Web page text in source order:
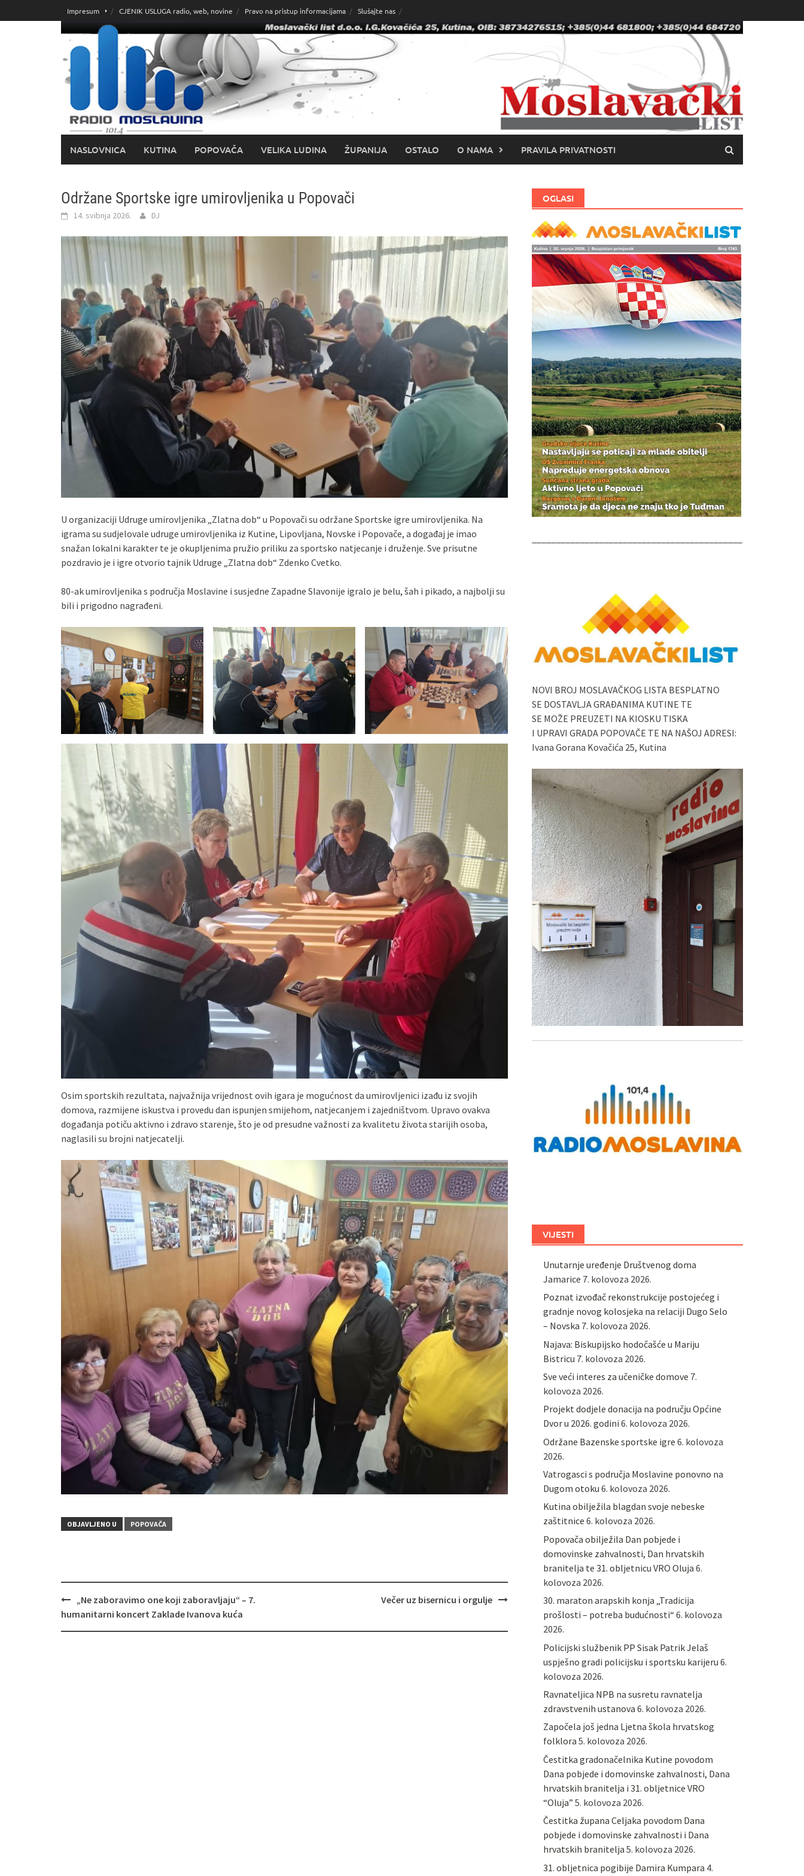
do
Impresum CJENIK USLUGA radio, web, novine Pravo na pristup informacijama Slušajte nas
NASLOVNICA KUTINA POPOVAČA VELIKA LUDINA ŽUPANIJA OSTALO O NAMA PRAVILA PRIVATNOSTI
Održane Sportske igre umirovljenika u Popovači
14. svibnja 2026. DJ
U organizaciji Udruge umirovljenika „Zlatna dob“ u Popovači su održane Sportske igre umirovljenika. Na
igrama su sudjelovale udruge umirovljenika iz Kutine, Lipovljana, Novske i Popovače, a događaj je imao
snažan lokalni karakter te je okupljenima pružio priliku za sportsko natjecanje i druženje. Sve prisutne
pozdravio je i igre otvorio tajnik Udruge „Zlatna dob“ Zdenko Cvetko.
80-ak umirovljenika s područja Moslavine i susjedne Zapadne Slavonije igralo je belu, šah i pikado, a najbolji su
bili i prigodno nagrađeni.
Osim sportskih rezultata, najvažnija vrijednost ovih igara je mogućnost da umirovljenici izađu iz svojih
domova, razmijene iskustva i provedu dan ispunjen smijehom, natjecanjem i zajedništvom. Upravo ovakva
događanja potiču aktivno i zdravo starenje, što je od presudne važnosti za kvalitetu života starijih osoba,
naglasili su brojni natjecatelji.
OBJAVLJENO U POPOVAČA
Navigacija
„Ne zaboravimo one koji zaboravljaju“ – 7.
humanitarni koncert Zaklade Ivanova kuća
Večer uz bisernicu i orgulje
OGLASI
NOVI BROJ MOSLAVAČKOG LISTA BESPLATNO
SE DOSTAVLJA GRAĐANIMA KUTINE TE
SE MOŽE PREUZETI NA KIOSKU TISKA
I UPRAVI GRADA POPOVAČE TE NA NAŠOJ ADRESI:
Ivana Gorana Kovačića 25, Kutina
VIJESTI
Unutarnje uređenje Društvenog doma
Jamarice 7. kolovoza 2026.
Poznat izvođač rekonstrukcije postojećeg i
gradnje novog kolosjeka na relaciji Dugo Selo
– Novska 7. kolovoza 2026.
Najava: Biskupijsko hodočašće u Mariju
Bistricu 7. kolovoza 2026.
Sve veći interes za učeničke domove 7.
kolovoza 2026.
Projekt dodjele donacija na području Općine
Dvor u 2026. godini 6. kolovoza 2026.
Održane Bazenske sportske igre 6. kolovoza
2026.
Vatrogasci s područja Moslavine ponovno na
Dugom otoku 6. kolovoza 2026.
Kutina obilježila blagdan svoje nebeske
zaštitnice 6. kolovoza 2026.
Popovača obilježila Dan pobjede i
domovinske zahvalnosti, Dan hrvatskih
branitelja te 31. obljetnicu VRO Oluja 6.
kolovoza 2026.
30. maraton arapskih konja „Tradicija
prošlosti – potreba budućnosti“ 6. kolovoza
2026.
Policijski službenik PP Sisak Patrik Jelaš
uspješno gradi policijsku i sportsku karijeru 6.
kolovoza 2026.
Ravnateljica NPB na susretu ravnatelja
zdravstvenih ustanova 6. kolovoza 2026.
Započela još jedna Ljetna škola hrvatskog
folklora 5. kolovoza 2026.
Čestitka gradonačelnika Kutine povodom
Dana pobjede i domovinske zahvalnosti, Dana
hrvatskih branitelja i 31. obljetnice VRO
“Oluja” 5. kolovoza 2026.
Čestitka župana Celjaka povodom Dana
pobjede i domovinske zahvalnosti i Dana
hrvatskih branitelja 5. kolovoza 2026.
31. obljetnica pogibije Damira Kumpara 4.